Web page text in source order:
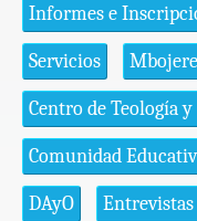
Informes e
Servicios
Centro de Teología
Comunidad
DAyO Entrevistas